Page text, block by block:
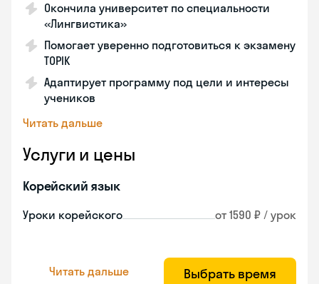
Окончила университет по специальности
«Лингвистика»
Помогает уверенно подготовиться к экзамену
TOPIK
Адаптирует программу под цели и интересы
учеников
Читать дальше
Услуги и цены
Корейский язык
Уроки корейского от 1590 ₽ / урок
Читать дальше Выбрать время